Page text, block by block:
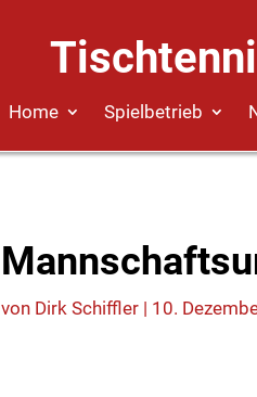
Home Spielbetrieb
von Dirk Schiffler | 10.